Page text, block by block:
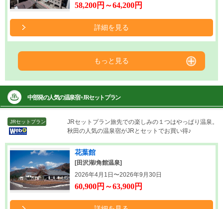
58,200円～64,200円
詳細を見る
もっと見る
中部発の人気の温泉宿+JRセットプラン
JRセットプラン JRセットプラン旅先での楽しみの１つはやっぱり温泉。
秋田の人気の温泉宿がJRとセットでお買い得♪
花葉館
[田沢湖/角館温泉]
2026年4月1日〜2026年9月30日
60,900円～63,900円